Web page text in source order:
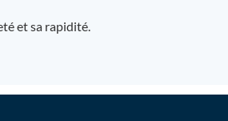
et sa rapidité.